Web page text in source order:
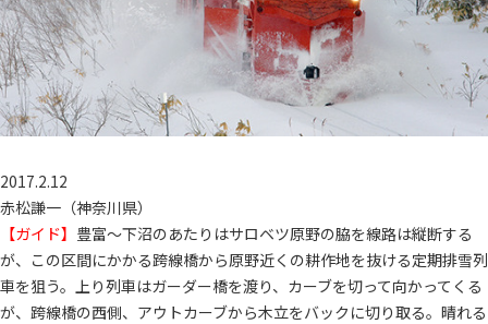
2017.2.12
赤松謙一（神奈川県）
【ガイド】 豊富〜下沼のあたりはサロベツ原野の脇を線路は縦断する
が、この区間にかかる跨線橋から原野近くの耕作地を抜ける定期排雪列
車を狙う。上り列車はガーダー橋を渡り、カーブを切って向かってくる
が、跨線橋の西側、アウトカーブから木立をバックに切り取る。晴れる